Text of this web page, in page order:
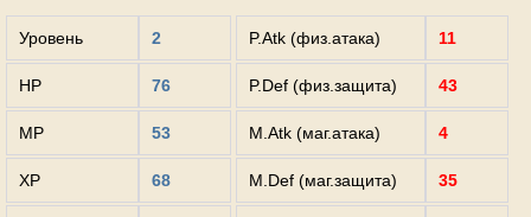
Уровень 2
HP 76
MP 53
XP 68
P.Atk (физ.атака) 11
P.Def (физ.защита) 43
M.Atk (маг.атака) 4
M.Def (маг.защита) 35